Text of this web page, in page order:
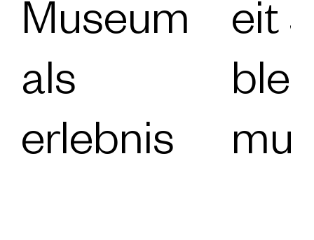
Museum
als
erlebnis
eit